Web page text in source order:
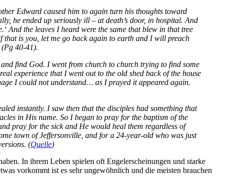
Edward caused him to again turn his thoughts toward
he ended up seriously ill – at death’s door, in hospital. And
the leaves I heard were the same that blew in that tree
that is you, let me go back again to earth and I will preach
40-41).
find God. I went from church to church trying to find some
experience that I went out to the old shed back of the house
I could not understand… as I prayed it appeared again.
instantly. I saw then that the disciples had something that
in His name. So I began to pray for the baptism of the
pray for the sick and He would heal them regardless of
town of Jeffersonville, and for a 24-year-old who was just
(Quelle)
In ihrem Leben spielen oft Engelerscheinungen und starke
vorkommt ist es sehr ungewöhnlich und die meisten brauchen